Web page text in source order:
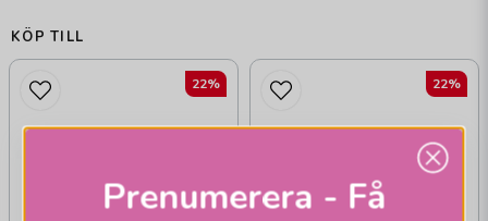
KÖP TILL
22% 22%
Prenumerera - Få